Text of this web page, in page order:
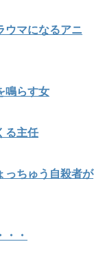
ウマになるアニ
鳴らす女
る主任
っちゅう自殺者が
・